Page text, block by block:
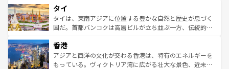
リティに包まれながら、韓国の多彩な魅力を心ゆくまで味
わってみてほしい。 なお、新着の韓国情報はコンテンツ一
覧を参照してほしい。
急速な発展と共に伝統が息づく。ハノイの古い町並みやホ
ーチミン市のフランス統治時代の建物も、独特の雰囲気を
醸し出している。また、バラエティの豊かさとおいしさで
とつ。フォーやバインミー、ベトナムコーヒーなどは、ぜ
ひ現地で味わいたい。どの地域を訪れてもあたたかい人々
が旅行者を迎えてくれるので、きっと忘れられない旅にな
タイ
タイは、東南アジアに位置する豊かな自然と歴史が息づく
国だ。首都バンコクは高層ビルが立ち並ぶ一方、伝統的な
の活気が交差している。北部ではチェンマイなどの山岳地
帯で自然と触れ合い、南部ではプーケットやクラビの美し
いビーチでリゾート気分を楽しむことができる。タイ料理
香港
アジアと西洋の文化が交わる香港は、特有のエネルギーを
もっている。ヴィクトリア湾に広がる壮大な景色、近未来